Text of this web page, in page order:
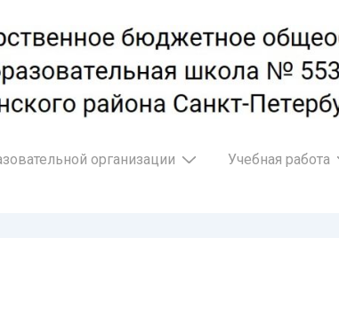
организации Учебная работа